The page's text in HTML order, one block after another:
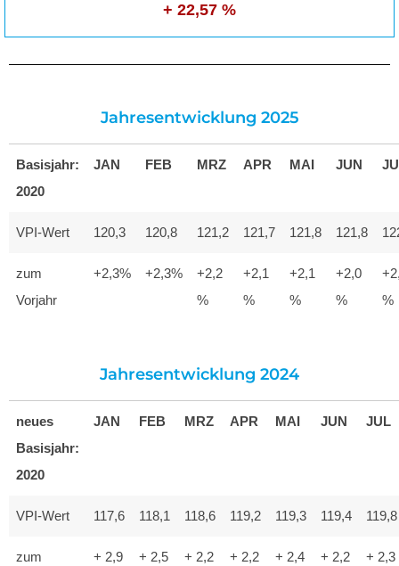
+ 22,57 %
Jahresentwicklung 2025
Basisjahr:
2020
JAN FEB MRZ APR MAI JUN
VPI-Wert 120,3 120,8 121,2 121,7 121,8 121,8
zum
Vorjahr
+2,3% +2,3%
+2,2
%
+2,1
%
+2,1
%
+2,0
%
%
Jahresentwicklung 2024
neues
Basisjahr:
2020
JAN FEB MRZ APR MAI JUN JUL
VPI-Wert 117,6 118,1 118,6 119,2 119,3 119,4 119,8
zum
+ 2,9
+ 2,5
+ 2,2
+ 2,2
+ 2,4
+ 2,2
+ 2,3